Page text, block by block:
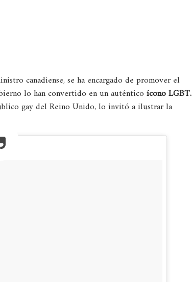
canadiense, se ha encargado de promover el
lo han convertido en un auténtico ícono LGBT.
gay del Reino Unido, lo invitó a ilustrar la